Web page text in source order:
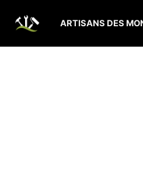
contenu
ARTISANS DES